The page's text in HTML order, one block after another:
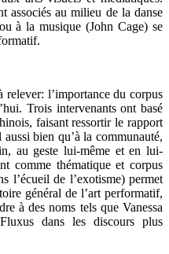
associés au milieu de la danse
à la musique (John Cage) se
relever: l’importance du corpus
Trois intervenants ont basé
faisant ressortir le rapport
bien qu’à la communauté,
au geste lui-même et en lui-
comme thématique et corpus
l’écueil de l’exotisme) permet
général de l’art performatif,
à des noms tels que Vanessa
dans les discours plus